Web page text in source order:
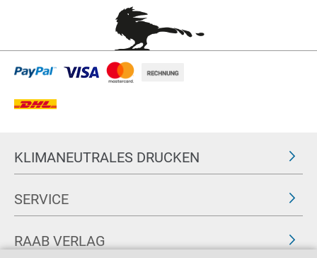
KLIMANEUTRALES DRUCKEN
SERVICE
RAAB VERLAG